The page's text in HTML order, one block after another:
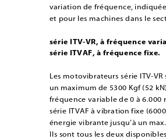
variation de fréquence,
et pour les machines dans le
série ITV-VR, à fréquence
série ITVAF, à fréquence fixe.
Les motovibrateurs série ITV-
un maximum de 5300 Kgf (52
fréquence variable de 0 à 6.000
série ITVAF à vibration fixe
énergie vibrante jusqu’à un
Ils sont tous les deux